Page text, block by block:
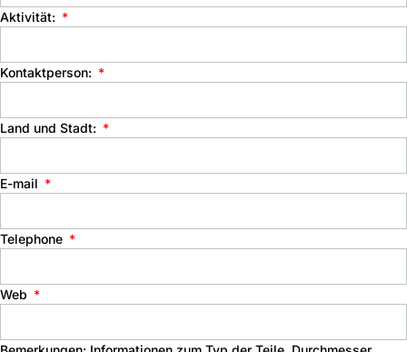
Aktivität:
Kontaktperson:
Land und Stadt:
E-mail
Telephone
Web